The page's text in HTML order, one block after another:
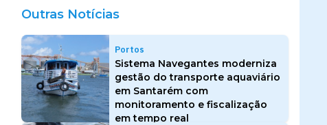
Outras Notícias
Portos
Sistema Navegantes moderniza
gestão do transporte aquaviário
em Santarém com
monitoramento e fiscalização
em tempo real